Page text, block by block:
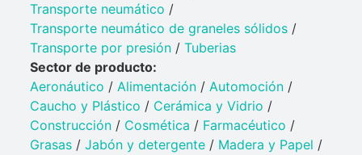
Transporte neumático /
Transporte neumático de graneles sólidos/
Transporte por presión/ Tuberias
Sector de producto:
Aeronáutico / Alimentación/ Automoción/
Caucho y Plástico​ / Cerámica y Vidrio​ /
Construcción/ Cosmética / Farmacéutico /
Grasas/ Jabón y detergente​/ Madera y Papel /